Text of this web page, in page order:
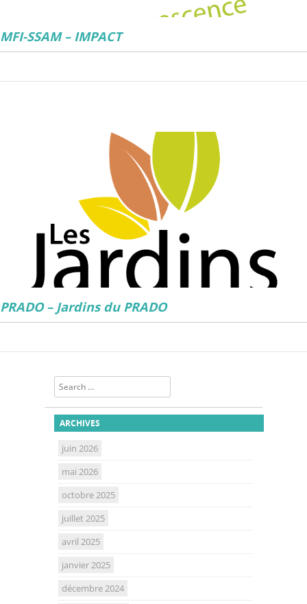
MFI-SSAM – IMPACT
PRADO – Jardins du PRADO
Search
ARCHIVES
juin 2026
mai 2026
octobre 2025
juillet 2025
avril 2025
janvier 2025
décembre 2024